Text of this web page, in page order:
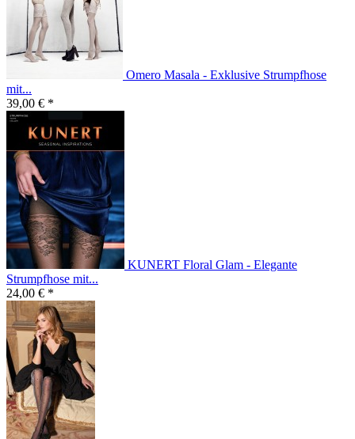
Omero Masala - Exklusive Strumpfhose
mit...
39,00 € *
KUNERT Floral Glam - Elegante
Strumpfhose mit...
24,00 € *